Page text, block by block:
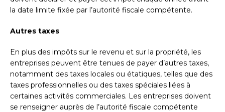
la date limite fixée par l’autorité fiscale compétente.
Autres taxes
En plus des impôts sur le revenu et sur la propriété, les
entreprises peuvent être tenues de payer d’autres taxes,
notamment des taxes locales ou étatiques, telles que des
taxes professionnelles ou des taxes spéciales liées à
certaines activités commerciales. Les entreprises doivent
se renseigner auprès de l’autorité fiscale compétente